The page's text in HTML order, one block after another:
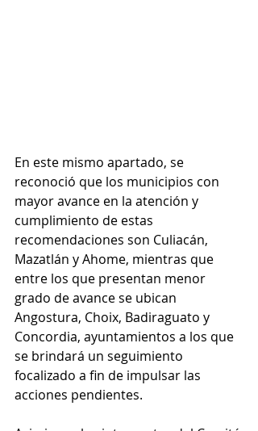
En este mismo apartado, se
reconoció que los municipios con
mayor avance en la atención y
cumplimiento de estas
recomendaciones son Culiacán,
Mazatlán y Ahome, mientras que
entre los que presentan menor
grado de avance se ubican
Angostura, Choix, Badiraguato y
Concordia, ayuntamientos a los que
se brindará un seguimiento
focalizado a fin de impulsar las
acciones pendientes.